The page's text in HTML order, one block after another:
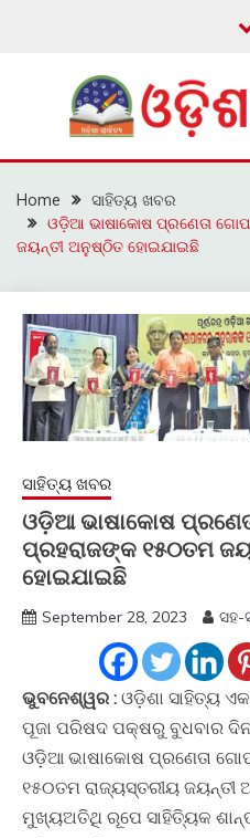
ଓଡ଼ିଶା
Home
ସାହିତ୍ୟ ଖବର
ଓଡ଼ିଆ ଭାଷାକୋଷ ପ୍ରଣେତା
ଜୟନ୍ତୀ ଅନୁଷ୍ଠିତ ହୋଇଯାଇଛି
ସାହିତ୍ୟ ଖବର
ଓଡ଼ିଆ ଭାଷାକୋଷ
ପ୍ରହରାଜଙ୍କ ୧୫୦ତମ
ହୋଇଯାଇଛି
September 28, 2023 ସହ-
ଭୁବନେଶ୍ୱର : ଓଡ଼ିଶା ସାହିତ୍ୟ
ପୂଜା ପରିଷଦ ପକ୍ଷରୁ ବୁଧବାର
ଓଡ଼ିଆ ଭାଷାକୋଷ ପ୍ରଣେତା
୧୫୦ତମ ରାଜ୍ୟସ୍ତରୀୟ ଜୟନ୍ତୀ
ମୁଖ୍ୟଅତିଥି ରୂପେ ସାହିତ୍ୟିକ